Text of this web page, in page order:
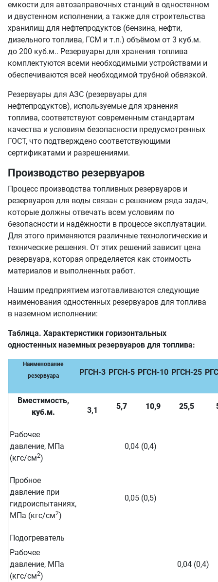
емкости для автозаправочных станций в одностенном
и двустенном исполнении, а также для строительства
хранилищ для нефтепродуктов (бензина, нефти,
дизельного топлива, ГСМ и т.п.) объёмом от 3 куб.м.
до 200 куб.м.. Резервуары для хранения топлива
комплектуются всеми необходимыми устройствами и
обеспечиваются всей необходимой трубной обвязкой.
Резервуары для АЗС (резервуары для
нефтепродуктов), используемые для хранения
топлива, соответствуют современным стандартам
качества и условиям безопасности предусмотренных
ГОСТ, что подтверждено соответствующими
сертификатами и разрешениями.
Производство резервуаров
Процесс производства топливных резервуаров и
резервуаров для воды связан с решением ряда задач,
которые должны отвечать всем условиям по
безопасности и надёжности в процессе эксплуатации.
Для этого применяются различные технологические и
технические решения. От этих решений зависит цена
резервуара, которая определяется как стоимость
материалов и выполненных работ.
Нашим предприятием изготавливаются следующие
наименования одностенных резервуаров для топлива
в наземном исполнении:
Таблица. Характеристики горизонтальных
одностенных наземных резервуаров для топлива:
Наименование
резервуара
РГСН-3 РГСН-5 РГСН-10 РГСН-25
Вместимость,
куб.м.
3,1 5,7 10,9 25,5
Рабочее
давление, МПа
(кгс/см2)
0,04 (0,4)
Пробное
давление при
гидроиспытаниях,
МПа (кгс/см2)
0,05 (0,5)
Подогреватель
Рабочее
давление, МПа
(кгс/см2)
0,04 (0,4)